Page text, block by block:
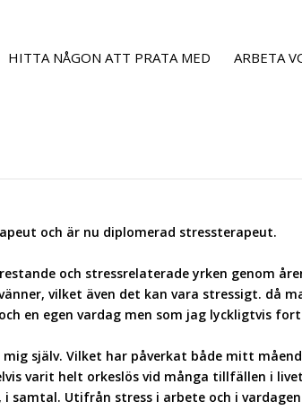
HITTA NÅGON ATT PRATA MED ARBETA
och är nu diplomerad stressterapeut.
och stressrelaterade yrken genom
vilket även det kan vara stressigt. då
en egen vardag men som jag lyckligtvis
själv. Vilket har påverkat både mitt
varit helt orkeslös vid många tillfällen i
Utifrån stress i arbete och i